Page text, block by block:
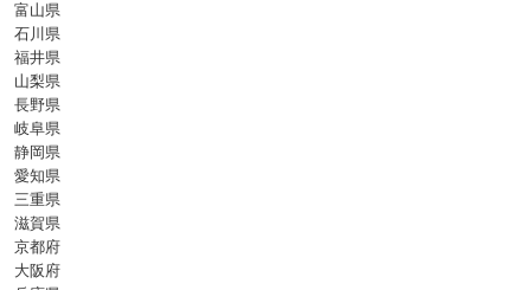
富山県
石川県
福井県
山梨県
長野県
岐阜県
静岡県
愛知県
三重県
滋賀県
京都府
大阪府